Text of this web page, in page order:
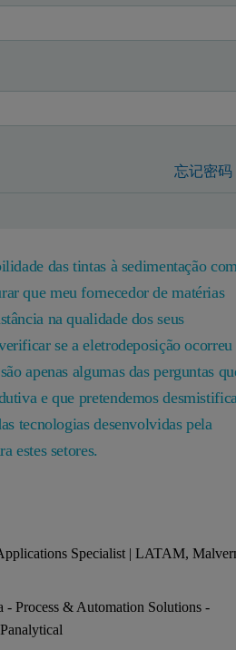
忘记密码
das tintas à sedimentação
que meu fornecedor de matérias
na qualidade dos seus
se a eletrodeposição ocorreu
apenas algumas das perguntas
e que pretendemos
tecnologias desenvolvidas pela
estes setores.
Specialist | LATAM,
- Process & Automation Solutions -